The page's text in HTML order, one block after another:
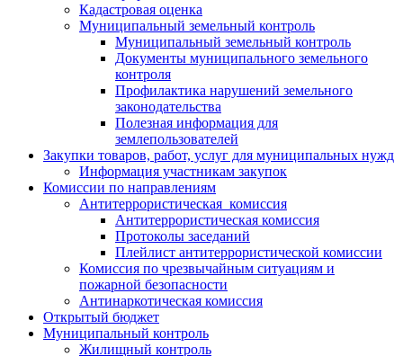
Кадастровая оценка
Муниципальный земельный контроль
Муниципальный земельный контроль
Документы муниципального земельного
контроля
Профилактика нарушений земельного
законодательства
Полезная информация для
землепользователей
Закупки товаров, работ, услуг для муниципальных нужд
Информация участникам закупок
Комиссии по направлениям
Антитеррористическая комиссия
Антитеррористическая комиссия
Протоколы заседаний
Плейлист антитеррористической комиссии
Комиссия по чрезвычайным ситуациям и
пожарной безопасности
Антинаркотическая комиссия
Открытый бюджет
Муниципальный контроль
Жилищный контроль